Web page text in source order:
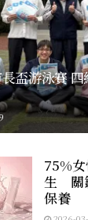
盃游泳賽
75%
生 關
保養